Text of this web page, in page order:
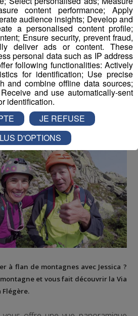
à la Flégère !
Montblanclive-29 juin 2018 à 09h30
le 16 août 2018 à 13h01
Blanc
Animation
Tôt
Découverte
à flan de montagnes avec Jessica ?
et vous fait découvrir la Via
Flégère.
content performance; Apply
audience insights; Develop and
a personalised content profile;
Ensure security, prevent fraud,
deliver ads or content. These
personal data such as IP address
following functionalities: Actively
for identification; Use precise
and combine offline data sources;
and use automatically-sent
identification.
JE REFUSE
D'OPTIONS